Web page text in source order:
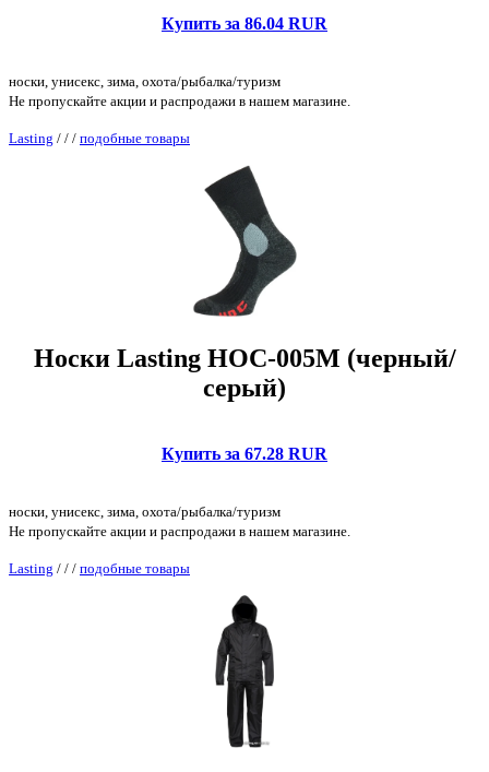
Купить за 86.04 RUR
носки, унисекс, зима, охота/рыбалка/туризм
Не пропускайте акции и распродажи в нашем магазине.
Lasting / / / подобные товары
Носки Lasting HOC-005M (черный/
серый)
Купить за 67.28 RUR
носки, унисекс, зима, охота/рыбалка/туризм
Не пропускайте акции и распродажи в нашем магазине.
Lasting / / / подобные товары